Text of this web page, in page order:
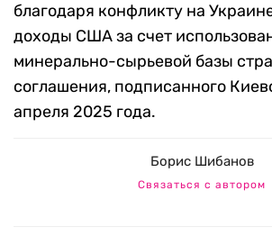
благодаря конфликту на
доходы США за счет
минерально-сырьевой базы
соглашения, подписанного
апреля 2025 года.
Борис Шибанов
Связаться с автором